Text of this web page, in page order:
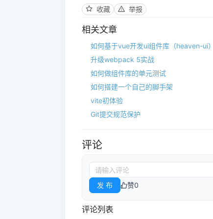
收藏 举报
相关文章
如何基于vue开发ui组件库（heaven-ui）
升级webpack 5实战
如何做组件库的单元测试
如何搭建一个自己的脚手架
vite初体验
Git提交规范保护
评论
发 布 赞0
评论列表